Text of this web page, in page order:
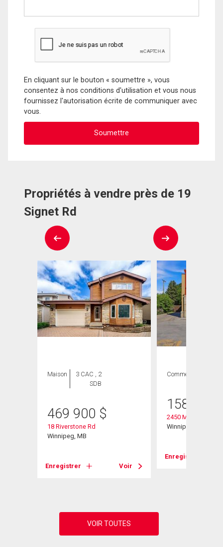
En cliquant sur le bouton « soumettre », vous
consentez à nos conditions d'utilisation et vous nous
fournissez l'autorisation écrite de communiquer avec
vous.
Propriétés à vendre près de 19
Signet Rd
Maison
3 CAC , 2
SDB
469 900 $
18 Riverstone Rd
Winnipeg, MB
Enregistrer Voir
Commercial
158 000
2450 Main St
Winnipeg, MB
Enregistrer